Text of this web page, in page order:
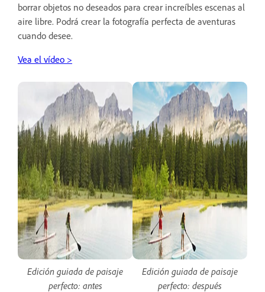
borrar objetos no deseados para crear increíbles escenas al
aire libre. Podrá crear la fotografía perfecta de aventuras
cuando desee.
Vea el vídeo >
Edición guiada de paisaje
perfecto: antes
Edición guiada de paisaje
perfecto: después